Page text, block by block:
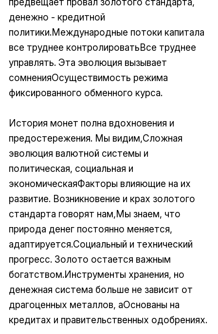
денежно - кредитной
политики.Международные потоки капитала
все труднее контролироватьВсе труднее
управлять. Эта эволюция вызывает
сомненияОсуществимость режима
фиксированного обменного курса.
История монет полна вдохновения и
предостережения. Мы видим,Сложная
эволюция валютной системы и
политическая, социальная и
экономическаяФакторы влияющие на их
развитие. Возникновение и крах золотого
стандарта говорят нам,Мы знаем, что
природа денег постоянно меняется,
адаптируется.Социальный и технический
прогресс. Золото остается важным
богатством.Инструменты хранения, но
денежная система больше не зависит от
драгоценных металлов, аОснованы на
кредитах и правительственных одобрениях.